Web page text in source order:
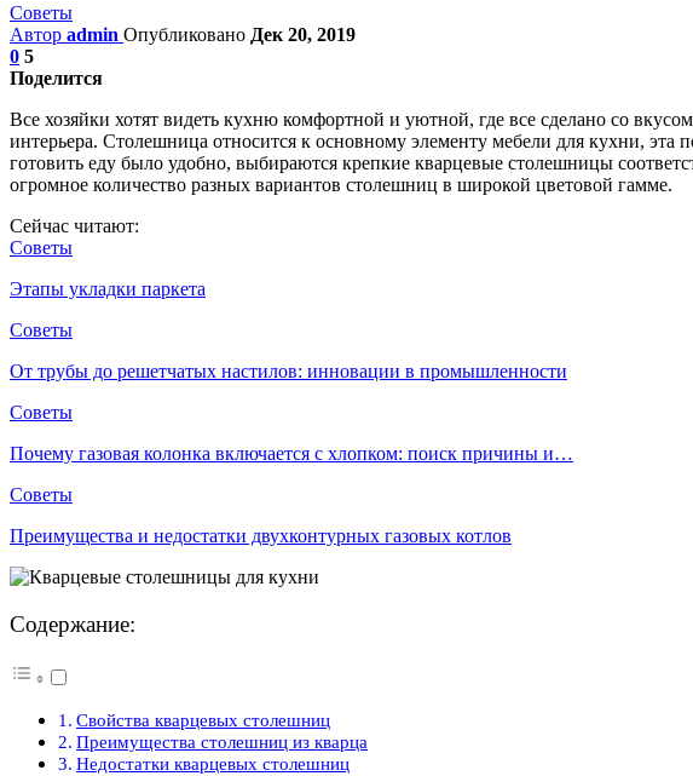
Советы
Автор admin Опубликовано Дек 20, 2019
0 5
Поделится
Все хозяйки хотят видеть кухню комфортной и уютной, где все сделано со
интерьера. Столешница относится к основному элементу мебели для кухни,
готовить еду было удобно, выбираются крепкие кварцевые столешницы
огромное количество разных вариантов столешниц в широкой цветовой гамме.
Сейчас читают:
Советы
Этапы укладки паркета
Советы
От трубы до решетчатых настилов: инновации в промышленности
Советы
Почему газовая колонка включается с хлопком: поиск причины и…
Советы
Преимущества и недостатки двухконтурных газовых котлов
Содержание:
Свойства кварцевых столешниц
Преимущества столешниц из кварца
Недостатки кварцевых столешниц